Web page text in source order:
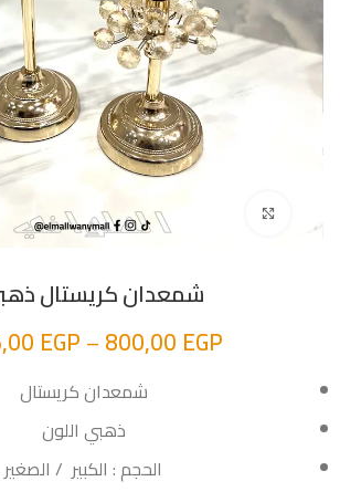
شمعدان كريستال
800,00 EGP
–
EGP
شمعدان كريستال
ذهبي اللون
الحجم : الكبير / الصغير